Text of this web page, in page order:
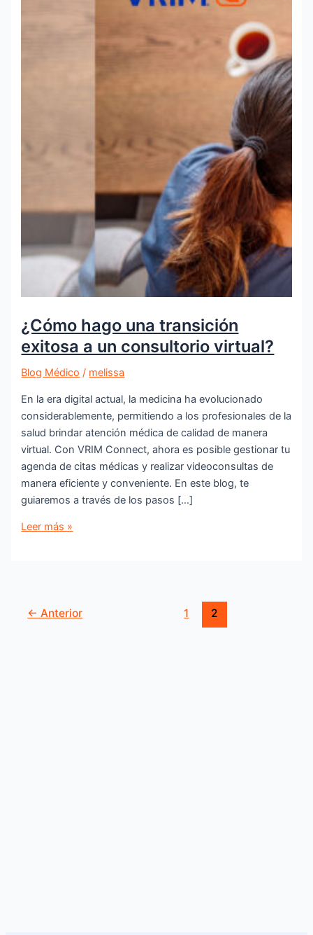
¿Cómo hago una transición
exitosa a un consultorio virtual?
Blog Médico / melissa
En la era digital actual, la medicina ha evolucionado
considerablemente, permitiendo a los profesionales de la
salud brindar atención médica de calidad de manera
virtual. Con VRIM Connect, ahora es posible gestionar tu
agenda de citas médicas y realizar videoconsultas de
manera eficiente y conveniente. En este blog, te
guiaremos a través de los pasos […]
Leer más »
← Anterior 1 2